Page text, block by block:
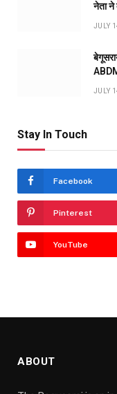
नेता ने
JULY
JULY
Stay In Touch
Facebook
Pinterest
YouTube
ABOUT